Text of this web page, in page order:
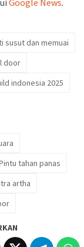
Google News.
susut dan memuai
door
indonesia 2025
tahan panas
artha